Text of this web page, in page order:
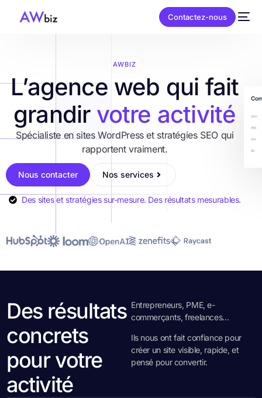
Contactez-nous
AWBIZ
L’agence web qui fait
grandir votre activité
Spécialiste en sites WordPress et stratégies SEO qui
rapportent vraiment.
Nous contacter Nos services
Des sites et stratégies sur-mesure. Des résultats mesurables.
Des résultats
concrets
pour votre
activité
Entrepreneurs, PME, e-
commerçants, freelances…
Ils nous ont fait confiance pour
créer un site visible, rapide, et
pensé pour convertir.